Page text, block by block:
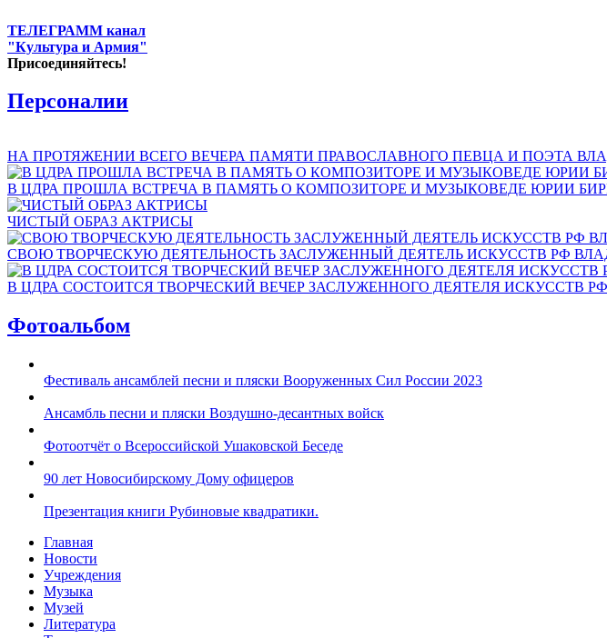
ТЕЛЕГРАММ канал
"Культура и Армия"
Присоединяйтесь!
Персоналии
НА ПРОТЯЖЕНИИ ВСЕГО ВЕЧЕРА ПАМЯТИ ПРАВОСЛАВНОГО ПЕВЦА И ПОЭТА
В ЦДРА ПРОШЛА ВСТРЕЧА В ПАМЯТЬ О КОМПОЗИТОРЕ И МУЗЫКОВЕДЕ ЮРИИ
ЧИСТЫЙ ОБРАЗ АКТРИСЫ
СВОЮ ТВОРЧЕСКУЮ ДЕЯТЕЛЬНОСТЬ ЗАСЛУЖЕННЫЙ ДЕЯТЕЛЬ ИСКУССТВ РФ
В ЦДРА СОСТОИТСЯ ТВОРЧЕСКИЙ ВЕЧЕР ЗАСЛУЖЕННОГО ДЕЯТЕЛЯ ИСКУССТВ
Фотоальбом
Фестиваль ансамблей песни и пляски Вооруженных Сил России 2023
Ансамбль песни и пляски Воздушно-десантных войск
Фотоотчёт о Всероссийской Ушаковской Беседе
90 лет Новосибирскому Дому офицеров
Презентация книги Рубиновые квадратики.
Главная
Новости
Учреждения
Музыка
Музей
Литература